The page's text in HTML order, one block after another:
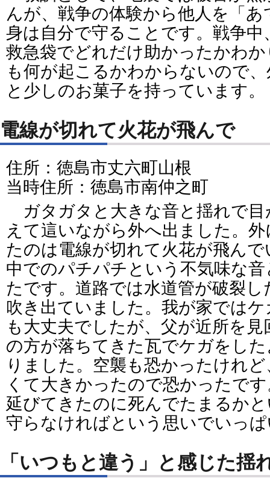
んが、戦争の体験から他人を「
身は自分で守ることです。戦争
救急袋でどれだけ助かったかわ
も何が起こるかわからないので
と少しのお菓子を持っています。
電線が切れて火花が飛んで
住所：徳島市丈六町山根
当時住所：徳島市南仲之町
ガタガタと大きな音と揺れで目
えて這いながら外へ出ました。
たのは電線が切れて火花が飛ん
中でのパチパチという不気味な
たです。道路では水道管が破裂
吹き出ていました。我が家では
も大丈夫でしたが、父が近所を
の方が落ちてきた瓦でケガをし
りました。空襲も恐かったけれ
くて大きかったので恐かったで
延びてきたのに死んでたまるか
守らなければという思いでいっ
「いつもと違う」と感じた揺